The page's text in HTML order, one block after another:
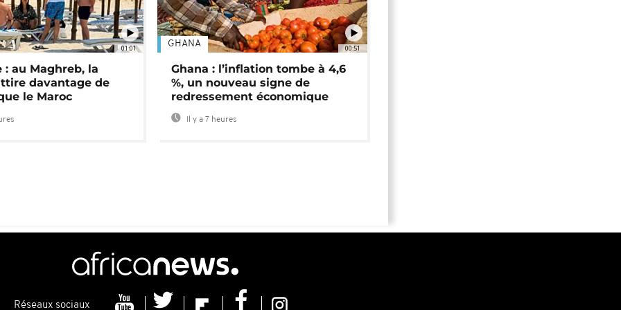
01:01
: au Maghreb, la
davantage de
le Maroc
00:51
GHANA
Ghana : l’inflation tombe à 4,6
%, un nouveau signe de
redressement économique
Il y a 7 heures
Réseaux sociaux